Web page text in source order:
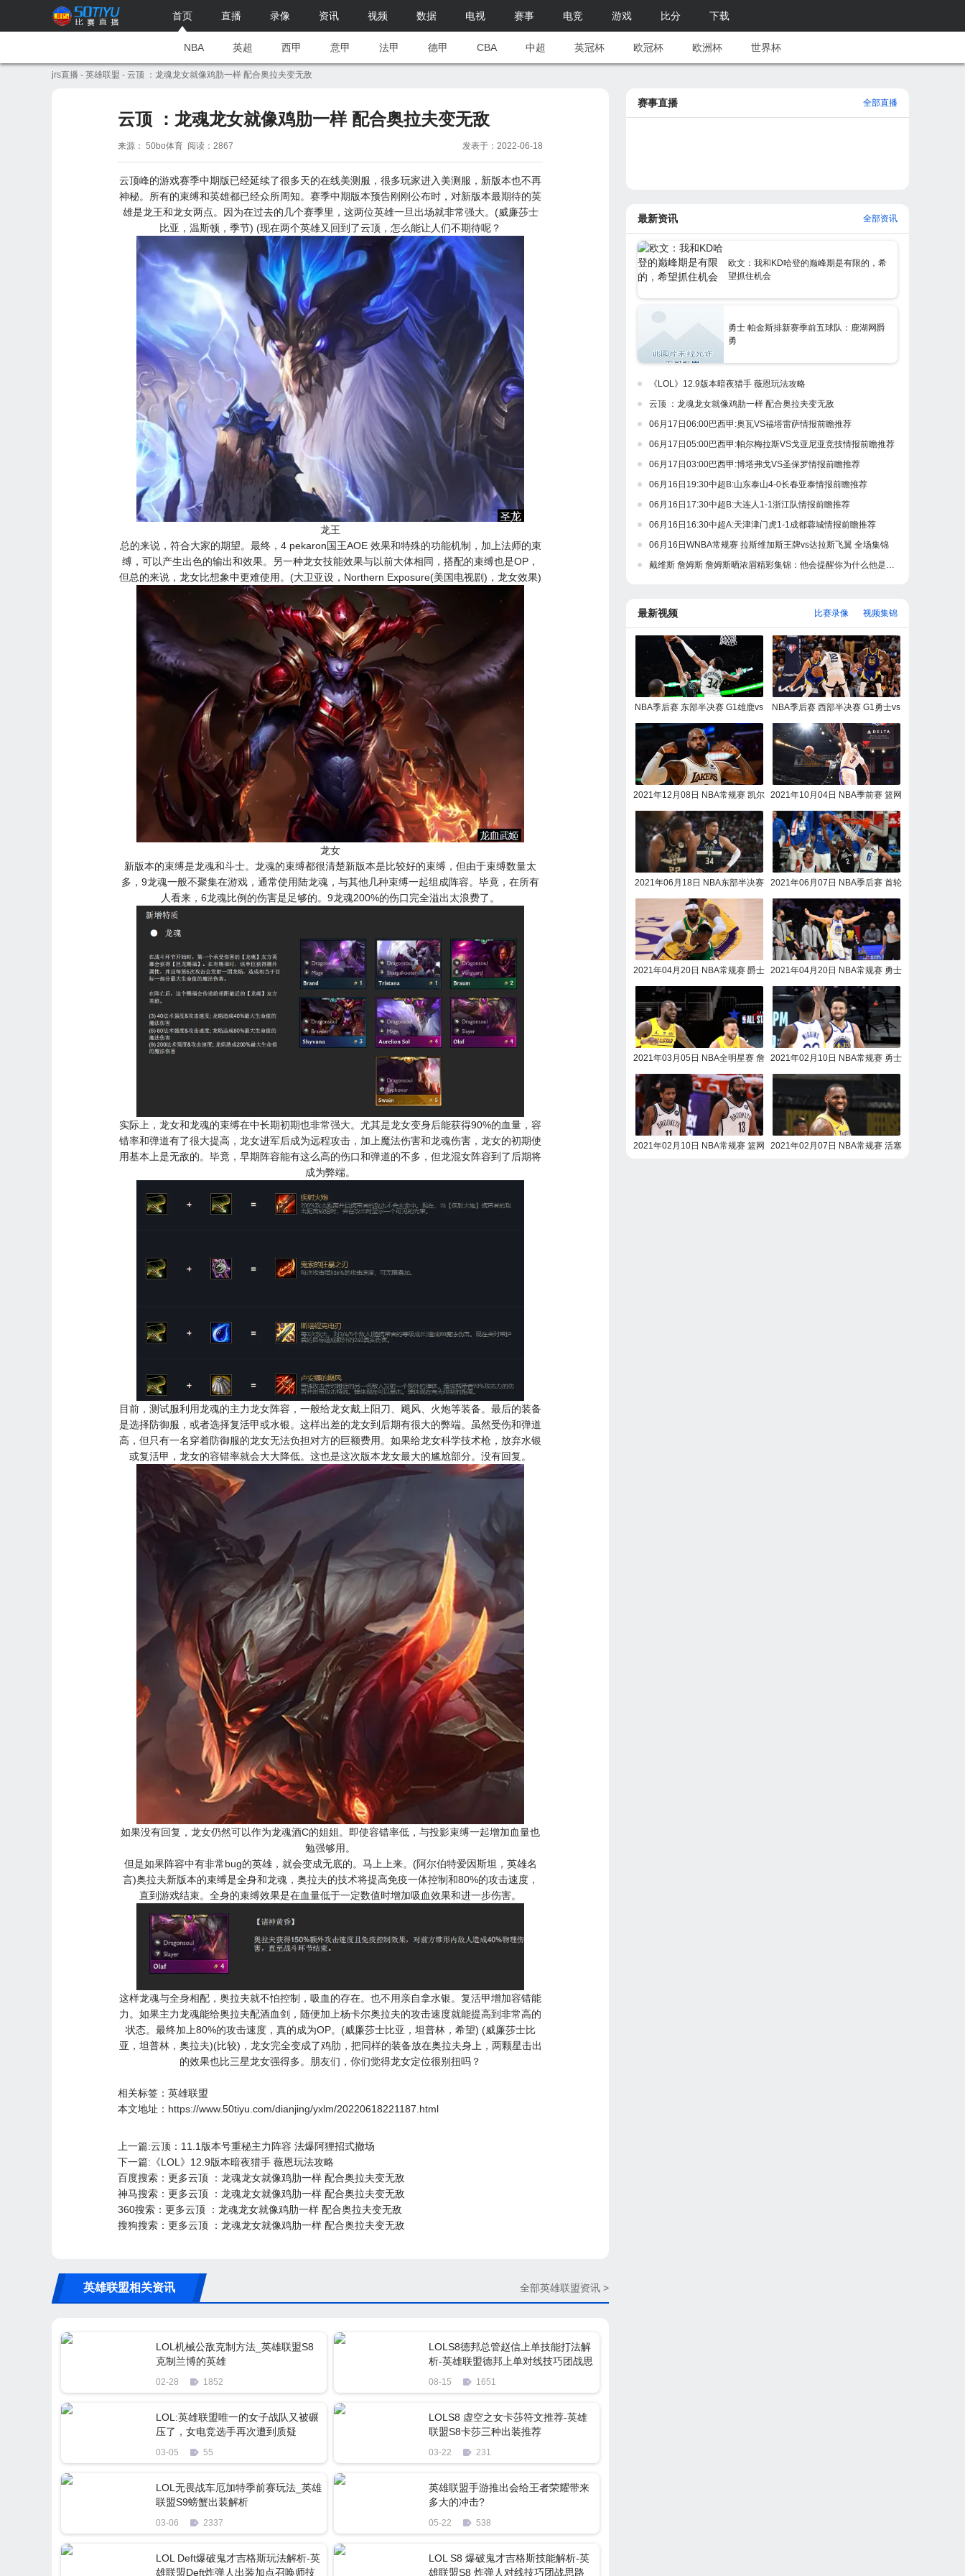
首页 直播 录像 资讯 视频 数据 电视 赛事 电竞 游戏 比分 下载
NBA 英超 西甲 意甲 法甲 德甲 CBA 中超 英冠杯 欧冠杯 欧洲杯 世界杯
jrs直播 - 英雄联盟 - 云顶 ：龙魂龙女就像鸡肋一样 配合奥拉夫变无敌
云顶 ：龙魂龙女就像鸡肋一样 配合奥拉夫变无敌
来源： 50bo体育 阅读：2867 发表于：2022-06-18
云顶峰的游戏赛季中期版已经延续了很多天的在线美测服，很多玩家进入美测服，新版本也不再
神秘。所有的束缚和英雄都已经众所周知。赛季中期版本预告刚刚公布时，对新版本最期待的英
雄是龙王和龙女两点。因为在过去的几个赛季里，这两位英雄一旦出场就非常强大。(威廉莎士
比亚，温斯顿，季节) (现在两个英雄又回到了云顶，怎么能让人们不期待呢？
龙王
总的来说，符合大家的期望。最终，4 pekaron国王AOE 效果和特殊的功能机制，加上法师的束
缚，可以产生出色的输出和效果。另一种龙女技能效果与以前大体相同，搭配的束缚也是OP，
但总的来说，龙女比想象中更难使用。(大卫亚设，Northern Exposure(美国电视剧)，龙女效果)
龙女
新版本的束缚是龙魂和斗士。龙魂的束缚都很清楚新版本是比较好的束缚，但由于束缚数量太
多，9龙魂一般不聚集在游戏，通常使用陆龙魂，与其他几种束缚一起组成阵容。毕竟，在所有
人看来，6龙魂比例的伤害是足够的。9龙魂200%的伤口完全溢出太浪费了。
实际上，龙女和龙魂的束缚在中长期初期也非常强大。尤其是龙女变身后能获得90%的血量，容
错率和弹道有了很大提高，龙女进军后成为远程攻击，加上魔法伤害和龙魂伤害，龙女的初期使
用基本上是无敌的。毕竟，早期阵容能有这么高的伤口和弹道的不多，但龙混女阵容到了后期将
成为弊端。
目前，测试服利用龙魂的主力龙女阵容，一般给龙女戴上阳刀、飓风、火炮等装备。最后的装备
是选择防御服，或者选择复活甲或水银。这样出差的龙女到后期有很大的弊端。虽然受伤和弹道
高，但只有一名穿着防御服的龙女无法负担对方的巨额费用。如果给龙女科学技术枪，放弃水银
或复活甲，龙女的容错率就会大大降低。这也是这次版本龙女最大的尴尬部分。没有回复。
如果没有回复，龙女仍然可以作为龙魂酒C的姐姐。即使容错率低，与投影束缚一起增加血量也
勉强够用。
但是如果阵容中有非常bug的英雄，就会变成无底的。马上上来。(阿尔伯特爱因斯坦，英雄名
言)奥拉夫新版本的束缚是全身和龙魂，奥拉夫的技术将提高免疫一体控制和80%的攻击速度，
直到游戏结束。全身的束缚效果是在血量低于一定数值时增加吸血效果和进一步伤害。
这样龙魂与全身相配，奥拉夫就不怕控制，吸血的存在。也不用亲自拿水银。复活甲增加容错能
力。如果主力龙魂能给奥拉夫配酒血剑，随便加上杨卡尔奥拉夫的攻击速度就能提高到非常高的
状态。最终加上80%的攻击速度，真的成为OP。(威廉莎士比亚，坦普林，希望) (威廉莎士比
亚，坦普林，奥拉夫)(比较)，龙女完全变成了鸡肋，把同样的装备放在奥拉夫身上，两颗星击出
的效果也比三星龙女强得多。朋友们，你们觉得龙女定位很别扭吗？
相关标签： 英雄联盟
本文地址： https://www.50tiyu.com/dianjing/yxlm/20220618221187.html
上一篇:云顶：11.1版本号重秘主力阵容 法爆阿狸招式撤场
下一篇:《LOL》12.9版本暗夜猎手 薇恩玩法攻略
百度搜索：更多云顶 ：龙魂龙女就像鸡肋一样 配合奥拉夫变无敌
神马搜索：更多云顶 ：龙魂龙女就像鸡肋一样 配合奥拉夫变无敌
360搜索：更多云顶 ：龙魂龙女就像鸡肋一样 配合奥拉夫变无敌
搜狗搜索：更多云顶 ：龙魂龙女就像鸡肋一样 配合奥拉夫变无敌
英雄联盟相关资讯 全部英雄联盟资讯 >
LOL机械公敌克制方法_英雄联盟S8
克制兰博的英雄
02-28 1852
LOLS8德邦总管赵信上单技能打法解
析-英雄联盟德邦上单对线技巧团战思
路
08-15 1651
LOL:英雄联盟唯一的女子战队又被碾
压了，女电竞选手再次遭到质疑
03-05 55
LOLS8 虚空之女卡莎符文推荐-英雄
联盟S8卡莎三种出装推荐
03-22 231
LOL无畏战车厄加特季前赛玩法_英雄
联盟S9螃蟹出装解析
03-06 2337
英雄联盟手游推出会给王者荣耀带来
多大的冲击?
05-22 538
LOL Deft爆破鬼才吉格斯玩法解析-英
雄联盟Deft炸弹人出装加点召唤师技
LOL S8 爆破鬼才吉格斯技能解析-英
雄联盟S8 炸弹人对线技巧团战思路
赛事直播 全部直播
最新资讯 全部资讯
欧文：我和KD哈登的巅峰期是有限的，希
望抓住机会
勇士 帕金斯排新赛季前五球队：鹿湖网爵
勇
《LOL》12.9版本暗夜猎手 薇恩玩法攻略
云顶 ：龙魂龙女就像鸡肋一样 配合奥拉夫变无敌
06月17日06:00巴西甲:奥瓦VS福塔雷萨情报前瞻推荐
06月17日05:00巴西甲:帕尔梅拉斯VS戈亚尼亚竞技情报前瞻推荐
06月17日03:00巴西甲:博塔弗戈VS圣保罗情报前瞻推荐
06月16日19:30中超B:山东泰山4-0长春亚泰情报前瞻推荐
06月16日17:30中超B:大连人1-1浙江队情报前瞻推荐
06月16日16:30中超A:天津津门虎1-1成都蓉城情报前瞻推荐
06月16日WNBA常规赛 拉斯维加斯王牌vs达拉斯飞翼 全场集锦
戴维斯 詹姆斯 詹姆斯晒浓眉精彩集锦：他会提醒你为什么他是他！
最新视频 视频集锦
比赛录像
NBA季后赛 东部半决赛 G1雄鹿vs
NBA季后赛 西部半决赛 G1勇士vs
2021年12月08日 NBA常规赛 凯尔 2021年10月04日 NBA季前赛 篮网
2021年06月18日 NBA东部半决赛
2021年06月07日 NBA季后赛 首轮
2021年04月20日 NBA常规赛 爵士 2021年04月20日 NBA常规赛 勇士
2021年03月05日 NBA全明星赛 詹 2021年02月10日 NBA常规赛 勇士
2021年02月10日 NBA常规赛 篮网
2021年02月07日 NBA常规赛 活塞